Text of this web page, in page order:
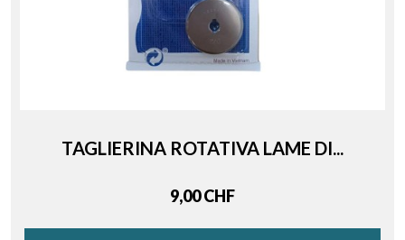
TAGLIERINA ROTATIVA LAME DI...
Price
9,00 CHF